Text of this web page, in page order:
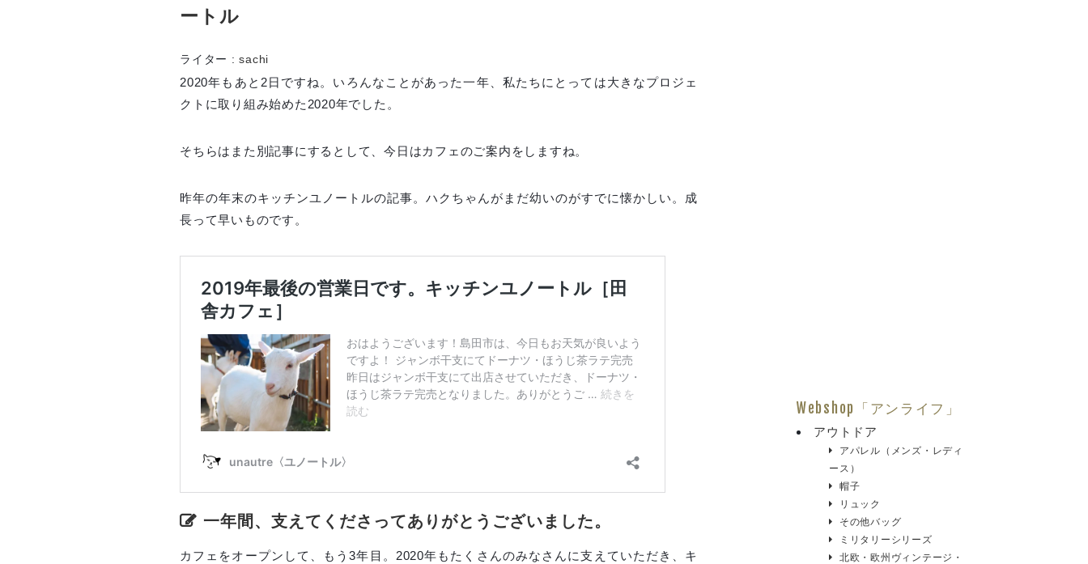
ートル
ライター :sachi
2020年もあと2日ですね。いろんなことがあった一年、私たちにとっては大きなプロジェ
クトに取り組み始めた2020年でした。
そちらはまた別記事にするとして、今日はカフェのご案内をしますね。
昨年の年末のキッチンユノートルの記事。ハクちゃんがまだ幼いのがすでに懐かしい。成
長って早いものです。
一年間、支えてくださってありがとうございました。
カフェをオープンして、もう3年目。2020年もたくさんのみなさんに支えていただき、キ
Webshop「アンライフ」
アウトドア
アパレル（メンズ・レディ
ース）
帽子
リュック
その他バッグ
ミリタリーシリーズ
北欧・欧州ヴィンテージ・